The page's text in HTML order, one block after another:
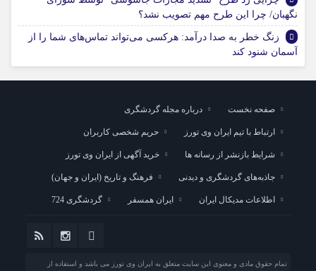
نگهبان/ چرا این طرح مهم تصویب نشد؟
زنگ خطر به صدا درآمد: هرکسی می‌تواند تماس‌های شما را از
آسمان شنود کند
صفحه نخست درباره مجله گردشگری
ارتباط با تیم ایران وی تورز حریم شخصی کاربران
شرایط بازنشر از رسانه ها خرید آگهی از ایران وی تورز
جاذبه‌های گردشگری و دیدنی فرهنگ و تاریخ (ایران و جهان)
اطلاعات مدیکال ایران ایران همسفر گردشگری 724
تمام حقوق مادی و معنوی این سایت متعلق به ایران وی تورز می باشد و استفاده از